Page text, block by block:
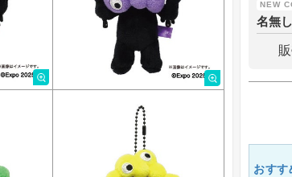
名無
おす